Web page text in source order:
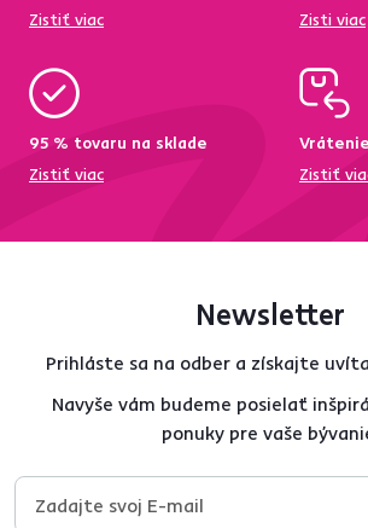
Zistiť viac
Zisti viac
95 % tovaru na sklade
Zistiť viac
Zistiť
Newsletter
Prihláste sa na odber a získajte
Navyše vám budeme posielať
ponuky pre vaše